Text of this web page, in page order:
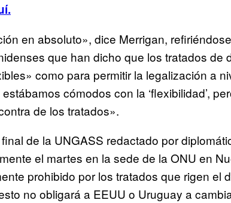
en absoluto», dice Merrigan,
que han dicho que los tratados de
como para permitir la legalización a
cómodos con la ‘flexibilidad’,
de los tratados».
de la UNGASS redactado por
el martes en la sede de la ONU en
prohibido por los tratados que rigen el
no obligará a EEUU o Uruguay a